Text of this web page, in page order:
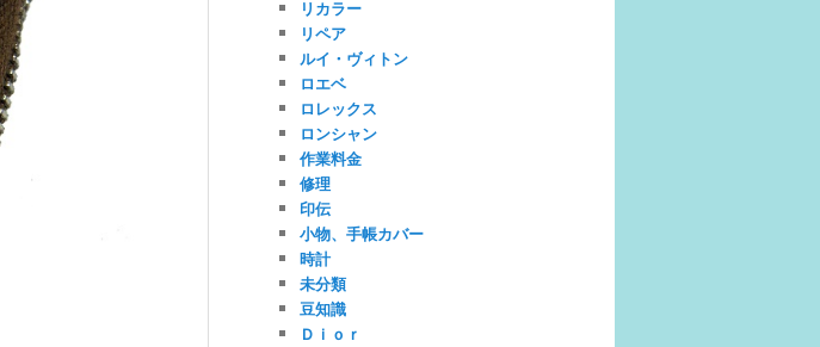
リカラー
リペア
ルイ・ヴィトン
ロエベ
ロレックス
ロンシャン
作業料金
修理
印伝
小物、手帳カバー
時計
未分類
豆知識
Ｄｉｏｒ